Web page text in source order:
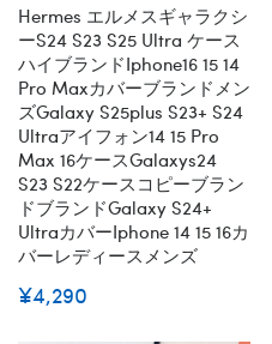
Hermes エルメスギャラクシ
ーs24 S23 S25 Ultra ケース
ハイブランドiphone16 15 14
Pro Maxカバーブランドメン
ズgalaxy S25plus S23+ S24
Ultraアイフォン14 15 Pro
Max 16ケースGalaxys24
S23 S22ケースコピーブラン
ドブランドgalaxy S24+
Ultraカバーiphone 14 15 16カ
バーレディースメンズ
¥4,290